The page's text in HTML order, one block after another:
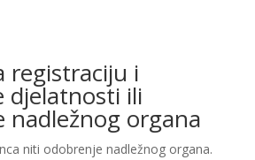
registraciju i
djelatnosti ili
nadležnog organa
niti odobrenje nadležnog organa.